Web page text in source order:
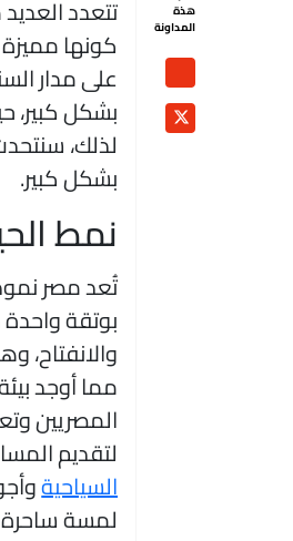
هذة
المداونة
تتعدد
كونها
على مدار
بشكل كبير،
لذلك،
بشكل كبير.
نمط
تُعد مصر
بوتقة
والانفتاح،
مما أوجد
المصريين
لتقديم
السياحية
لمسة ساحرة